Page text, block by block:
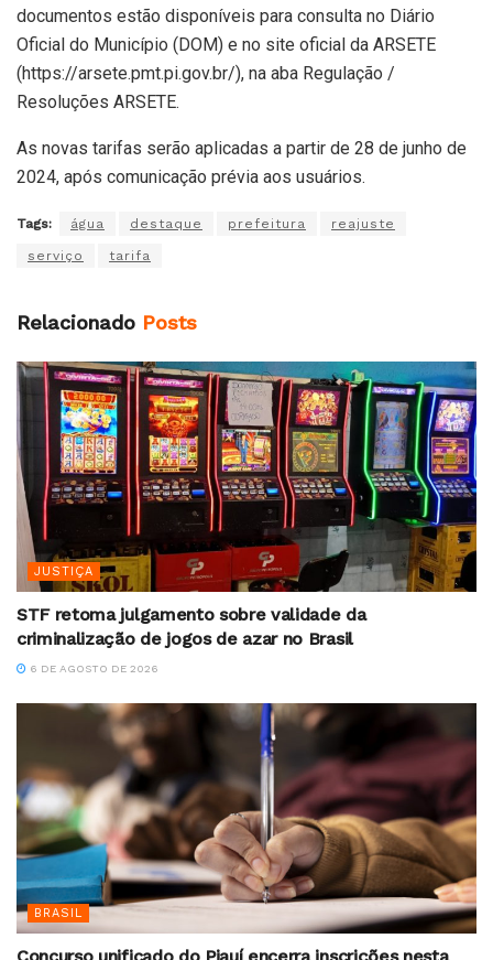
documentos estão disponíveis para consulta no Diário
Oficial do Município (DOM) e no site oficial da ARSETE
(https://arsete.pmt.pi.gov.br/), na aba Regulação /
Resoluções ARSETE.
As novas tarifas serão aplicadas a partir de 28 de junho de
2024, após comunicação prévia aos usuários.
Tags: água destaque prefeitura reajuste
serviço tarifa
Relacionado Posts
JUSTIÇA
STF retoma julgamento sobre validade da
criminalização de jogos de azar no Brasil
6 DE AGOSTO DE 2026
BRASIL
Concurso unificado do Piauí encerra inscrições nesta